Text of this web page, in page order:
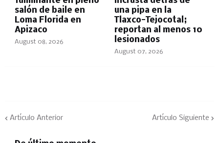
salón de baile en
Loma Florida en
Apizaco
August 08, 2026
una pipa en la
Tlaxco-Tejocotal;
reportan al menos 10
lesionados
August 07, 2026
Artículo Anterior Artículo Siguiente